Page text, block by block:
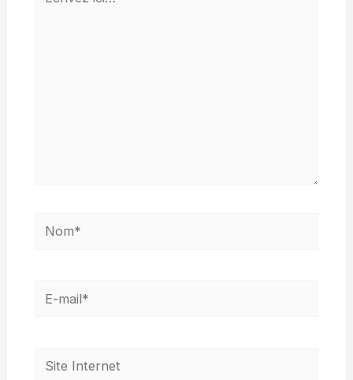
Nom*
E-
Site